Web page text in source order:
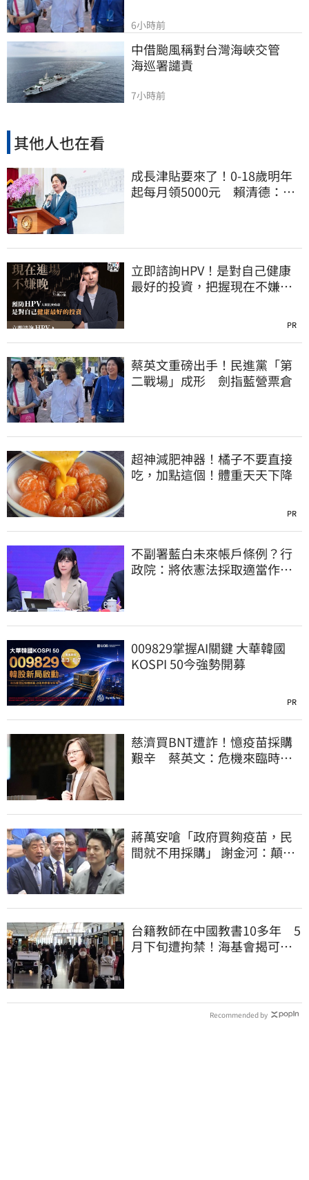
6小時前
中借颱風稱對台灣海峽交管
海巡署譴責
7小時前
其他人也在看
成長津貼要來了！0-18歲明年
起每月領5000元 賴清德：此
立即諮詢HPV！是對自己健康
最好的投資，把握現在不嫌
PR
蔡英文重磅出手！民進黨「第
二戰場」成形 劍指藍營票倉
超神減肥神器！橘子不要直接
吃，加點這個！體重天天下降
PR
不副署藍白未來帳戶條例？行
政院：將依憲法採取適當作
009829掌握AI關鍵 大華韓國
KOSPI 50今強勢開募
PR
慈濟買BNT遭詐！憶疫苗採購
艱辛 蔡英文：危機來臨時務
蔣萬安嗆「政府買夠疫苗，民
間就不用採購」 謝金河：顛倒
台籍教師在中國教書10多年 5
月下旬遭拘禁！海基會揭可能
Recommended by